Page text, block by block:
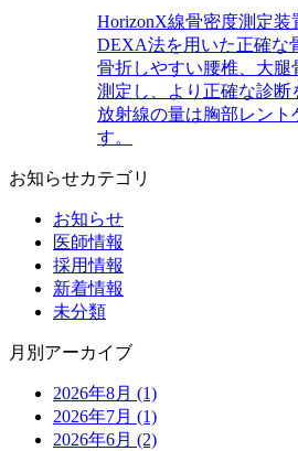
HorizonX線骨密度測定装
DEXA法を用いた正確な
骨折しやすい腰椎、大
測定し、より正確な診断
放射線の量は胸部レント
す。
お知らせカテゴリ
お知らせ
医師情報
採用情報
新着情報
未分類
月別アーカイブ
2026年8月 (1)
2026年7月 (1)
2026年6月 (2)